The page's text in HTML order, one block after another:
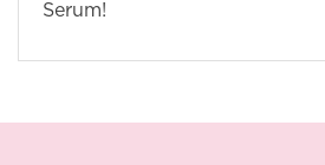
Serum!